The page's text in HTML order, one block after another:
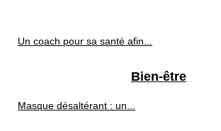
Un coach pour sa santé afin...
Bien-être
Masque désaltérant : un...